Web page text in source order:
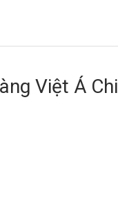
Việt Á Chi